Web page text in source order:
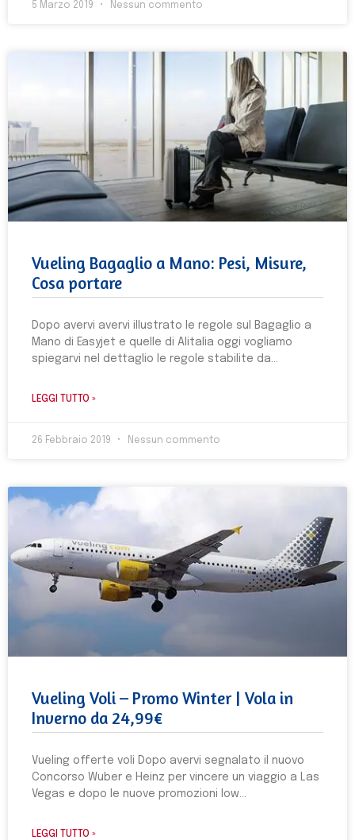
5 Marzo 2019 Nessun commento
Vueling Bagaglio a Mano: Pesi, Misure,
Cosa portare
Dopo avervi avervi illustrato le regole sul Bagaglio a
Mano di Easyjet e quelle di Alitalia oggi vogliamo
spiegarvi nel dettaglio le regole stabilite da
LEGGI TUTTO »
26 Febbraio 2019 Nessun commento
Vueling Voli – Promo Winter | Vola in
Inverno da 24,99€
Vueling offerte voli Dopo avervi segnalato il nuovo
Concorso Wuber e Heinz per vincere un viaggio a Las
Vegas e dopo le nuove promozioni low
LEGGI TUTTO »